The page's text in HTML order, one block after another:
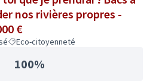
nos rivières propres -
€
Eco-citoyenneté
100%